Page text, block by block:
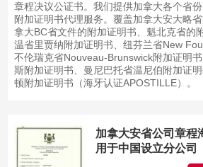
章程决议公证书。我们提供加拿大各个省
附加证明书代理服务。覆盖加拿大安大略
拿大BC省文件的附加证明书、魁北克省的
温省里贾纳附加证明书、纽芬兰省New
不伦瑞克省Nouveau-Brunswick附加证明
斯附加证明书、曼尼巴托省温尼伯附加证
顿附加证明书（海牙认证APOSTILLE）。
加拿大安省公司章程
用于中国设立分公司